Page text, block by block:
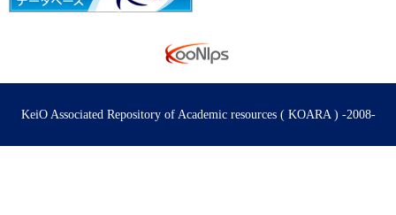
KeiO Associated Repository of Academic resources ( KOARA ) -2008-